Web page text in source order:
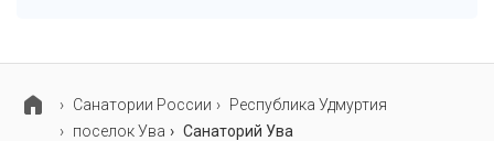
детей и пенсионеров.
Cанатории России
Республика Удмуртия
поселок Ува
Санаторий Ува